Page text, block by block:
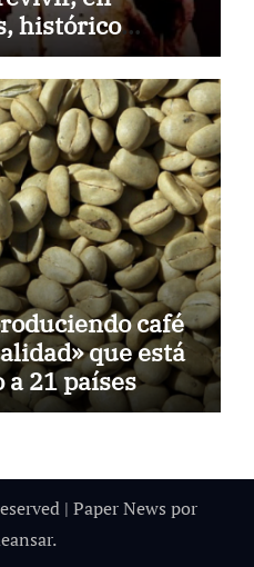
histórico
de Bellas
café
que está
21 países
| Paper News por
.